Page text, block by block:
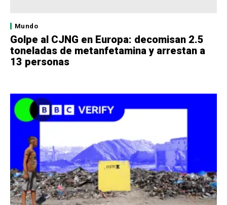
Mundo
Golpe al CJNG en Europa: decomisan 2.5
toneladas de metanfetamina y arrestan a
13 personas